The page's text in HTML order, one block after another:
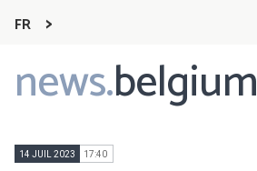
FR
news.belgium
Main
navigation
14 JUIL 2023 17:40